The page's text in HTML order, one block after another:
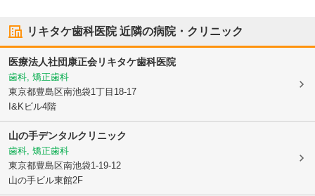
リキタケ歯科医院近隣の病院・クリニック
医療法人社団康正会リキタケ歯科医院
歯科, 矯正歯科
東京都豊島区南池袋1丁目18-17
I&Kビル4階
山の手デンタルクリニック
歯科, 矯正歯科
東京都豊島区南池袋1-19-12
山の手ビル東館2F